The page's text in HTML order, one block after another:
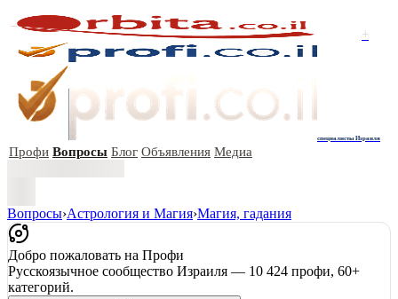
+
специалисты Израиля
Профи Вопросы Блог Объявления Медиа
Вопросы›Астрология и Магия›Магия, гадания
Добро пожаловать на Профи
Русскоязычное сообщество Израиля — 10 424 профи, 60+
категорий.